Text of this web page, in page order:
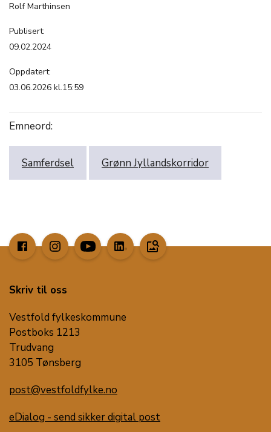
Rolf Marthinsen
Publisert:
09.02.2024
Oppdatert:
03.06.2026 kl.15:59
Emneord:
Samferdsel Grønn Jyllandskorridor
image_search
Skriv til oss
Vestfold fylkeskommune
Postboks 1213
Trudvang
3105 Tønsberg
post@vestfoldfylke.no
eDialog - send sikker digital post